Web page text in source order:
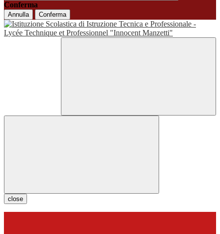
Conferma
Annulla Conferma
close